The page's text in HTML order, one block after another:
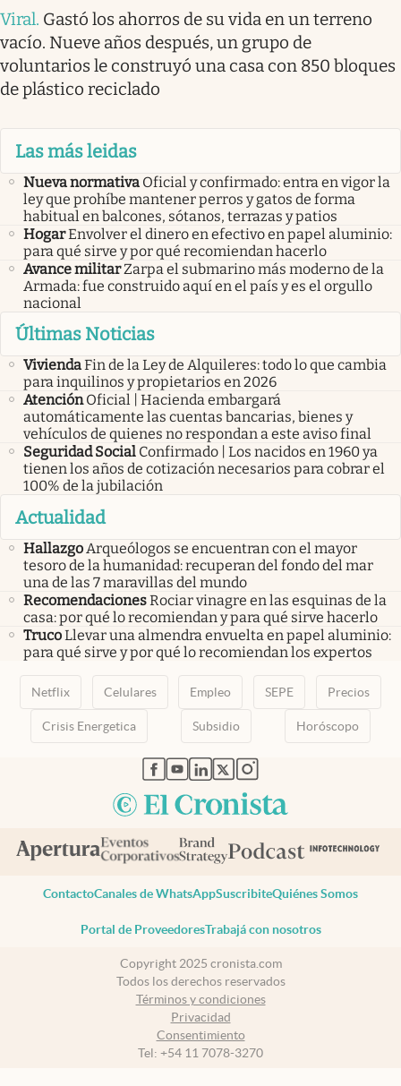
Viral. Gastó los ahorros de su vida en un terreno
vacío. Nueve años después, un grupo de
voluntarios le construyó una casa con 850 bloques
de plástico reciclado
Las más leidas
Nueva normativa Oficial y confirmado: entra en vigor la
ley que prohíbe mantener perros y gatos de forma
habitual en balcones, sótanos, terrazas y patios
HogarEnvolver el dinero en efectivo en papel aluminio:
para qué sirve y por qué recomiendan hacerlo
Avance militarZarpa el submarino más moderno de la
Armada: fue construido aquí en el país y es el orgullo
nacional
Últimas Noticias
ViviendaFin de la Ley de Alquileres: todo lo que cambia
para inquilinos y propietarios en 2026
Atención Oficial | Hacienda embargará
automáticamente las cuentas bancarias, bienes y
vehículos de quienes no respondan a este aviso final
Seguridad Social Confirmado | Los nacidos en 1960 ya
tienen los años de cotización necesarios para cobrar el
100% de la jubilación
Actualidad
HallazgoArqueólogos se encuentran con el mayor
tesoro de la humanidad: recuperan del fondo del mar
una de las 7 maravillas del mundo
RecomendacionesRociar vinagre en las esquinas de la
casa: por qué lo recomiendan y para qué sirve hacerlo
TrucoLlevar una almendra envuelta en papel aluminio:
para qué sirve y por qué lo recomiendan los expertos
Netflix Celulares Empleo SEPE Precios
Crisis Energetica Subsidio Horóscopo
abre en nueva pestaña
abre en nueva pestaña
abre en nueva pestaña
abre en nueva pestaña
abre en nueva pestaña
ContactoCanales de WhatsAppSuscribiteQuiénes Somos
Portal de ProveedoresTrabajá con nosotros
Copyright 2025 cronista.com
Todos los derechos reservados
Términos y condiciones
Privacidad
Consentimiento
Tel: +54 11 7078-3270